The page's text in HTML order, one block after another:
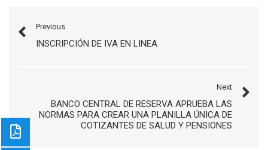
Previous
INSCRIPCIÓN DE IVA EN LINEA
Next
BANCO CENTRAL DE RESERVA APRUEBA LAS
NORMAS PARA CREAR UNA PLANILLA ÚNICA DE
COTIZANTES DE SALUD Y PENSIONES